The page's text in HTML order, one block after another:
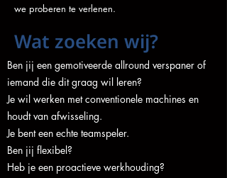
we proberen te verlenen.
Wat zoeken wij?
Ben jij een gemotiveerde allround verspaner of
iemand die dit graag wil leren?
Je wil werken met conventionele machines en
houdt van afwisseling.
Je bent een echte teamspeler.
Ben jij flexibel?
Heb je een proactieve werkhouding?